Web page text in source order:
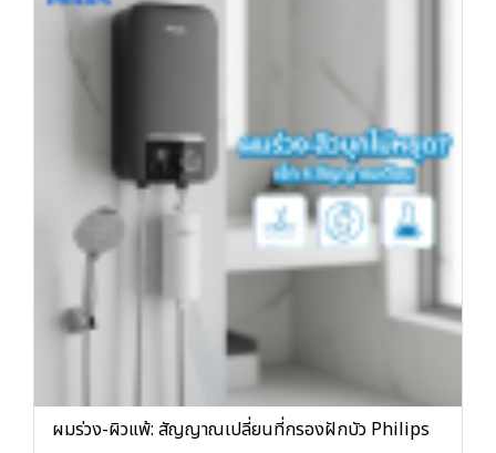
ผมร่วง-ผิวแพ้: สัญญาณเปลี่ยนที่กรองฝักบัว Philips